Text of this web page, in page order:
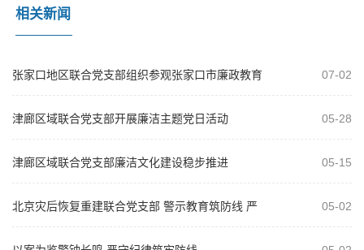
相关新闻
张家口地区联合党支部组织参观张家口市廉政教育
07-02
津廊区域联合党支部开展廉洁主题党日活动 05-28
津廊区域联合党支部廉洁文化建设稳步推进 05-15
北京灾后恢复重建联合党支部 警示教育筑防线 严
05-02